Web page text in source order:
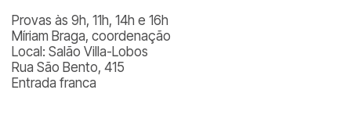
Provas às 9h, 11h, 14h e 16h
Míriam Braga, coordenação
Local: Salão Villa-Lobos
Rua São Bento, 415
Entrada franca